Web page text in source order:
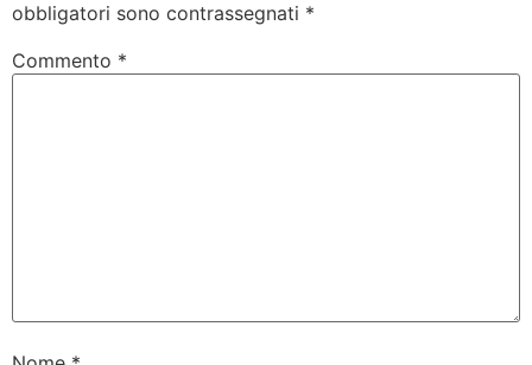
obbligatori sono contrassegnati *
Commento *